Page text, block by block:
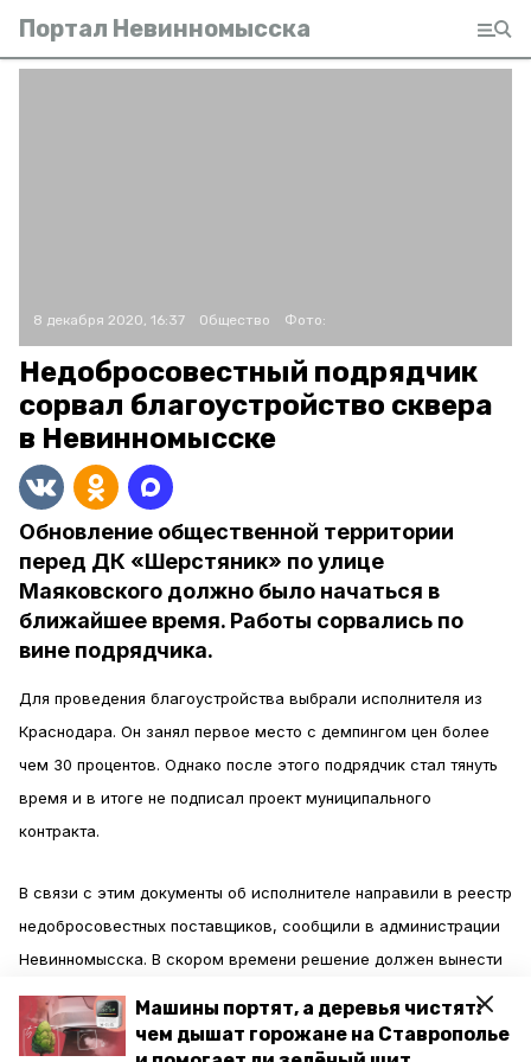
Машины портят, а деревья чистят:
чем дышат горожане на Ставрополье
Портал Невинномысска
8 декабря 2020, 16:37 Общество Фото:
Недобросовестный подрядчик
сорвал благоустройство сквера
в Невинномысске
Обновление общественной территории
перед ДК «Шерстяник» по улице
Маяковского должно было начаться в
ближайшее время. Работы сорвались по
вине подрядчика.
Для проведения благоустройства выбрали исполнителя из
Краснодара. Он занял первое место с демпингом цен более
чем 30 процентов. Однако после этого подрядчик стал тянуть
время и в итоге не подписал проект муниципального
контракта.
В связи с этим документы об исполнителе направили в реестр
недобросовестных поставщиков, сообщили в администрации
Невинномысска. В скором времени решение должен вынести
УФАС России по Ставропольскому краю.
Несмотря на такую ситуацию, сквер будет всё равно